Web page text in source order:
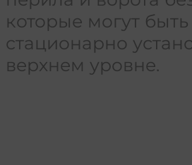
которые могут быть
стационарно
верхнем уровне.